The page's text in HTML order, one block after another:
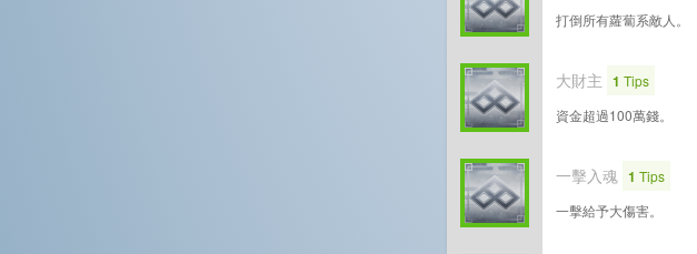
打倒所有蘿蔔系敵人。
大財主 1 Tips
資金超過100萬錢。
一擊入魂 1 Tips
一擊給予大傷害。